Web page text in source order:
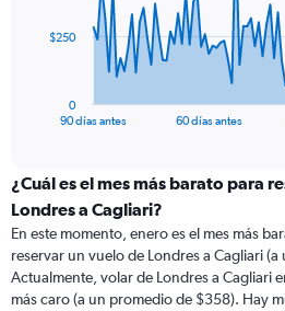
The
categories.
Range:
categories.
The
chart
has
90 días antes 60 días antes
0
$250
¿Cuál es el mes más barato para
Londres a Cagliari?
En este momento, enero es el mes más
reservar un vuelo de Londres a Cagliari
Actualmente, volar de Londres a Cagliari
más caro (a un promedio de $358). Hay